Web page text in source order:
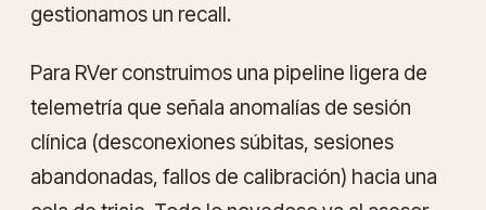
gestionamos un recall.
Para RVer construimos una pipeline ligera de
telemetría que señala anomalías de sesión
clínica (desconexiones súbitas, sesiones
abandonadas, fallos de calibración) hacia una